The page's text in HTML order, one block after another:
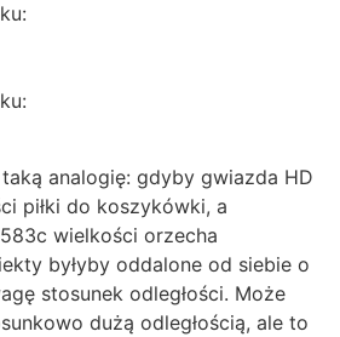
analogię: gdyby gwiazda HD
piłki do koszykówki, a
wielkości orzecha
byłyby oddalone od siebie o
stosunek odległości. Może
dużą odległością, ale to